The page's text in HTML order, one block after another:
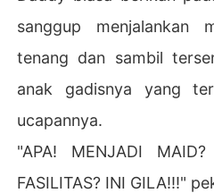
sanggup menjalankan
tenang dan sambil
anak gadisnya yang
ucapannya.
"APA! MENJADI MAID?
FASILITAS? INI GILA!!!"